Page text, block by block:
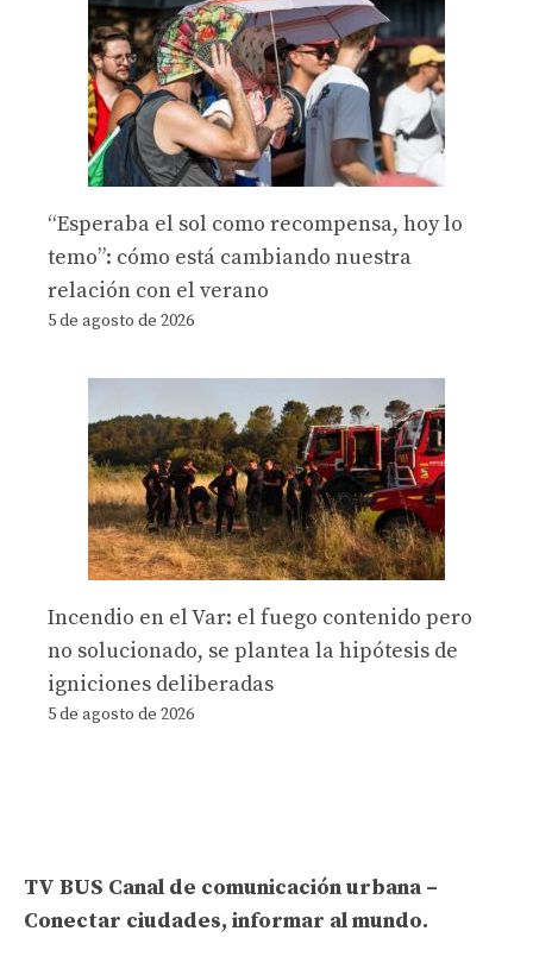
“Esperaba el sol como recompensa, hoy lo
temo”: cómo está cambiando nuestra
relación con el verano
5 de agosto de 2026
Incendio en el Var: el fuego contenido pero
no solucionado, se plantea la hipótesis de
igniciones deliberadas
5 de agosto de 2026
TV BUS Canal de comunicación urbana –
Conectar ciudades, informar al mundo.